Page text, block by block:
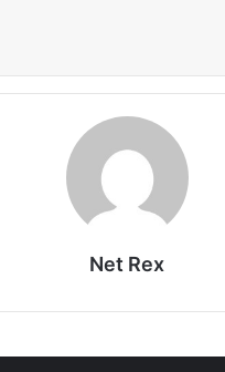
Net Rex